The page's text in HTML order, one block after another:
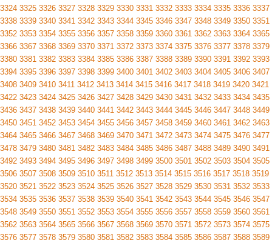
3324 3325 3326 3327 3328 3329 3330 3331 3332 3333 3334 3335 3336 3337
3338 3339 3340 3341 3342 3343 3344 3345 3346 3347 3348 3349 3350 3351
3352 3353 3354 3355 3356 3357 3358 3359 3360 3361 3362 3363 3364 3365
3366 3367 3368 3369 3370 3371 3372 3373 3374 3375 3376 3377 3378 3379
3380 3381 3382 3383 3384 3385 3386 3387 3388 3389 3390 3391 3392 3393
3394 3395 3396 3397 3398 3399 3400 3401 3402 3403 3404 3405 3406 3407
3408 3409 3410 3411 3412 3413 3414 3415 3416 3417 3418 3419 3420 3421
3422 3423 3424 3425 3426 3427 3428 3429 3430 3431 3432 3433 3434 3435
3436 3437 3438 3439 3440 3441 3442 3443 3444 3445 3446 3447 3448 3449
3450 3451 3452 3453 3454 3455 3456 3457 3458 3459 3460 3461 3462 3463
3464 3465 3466 3467 3468 3469 3470 3471 3472 3473 3474 3475 3476 3477
3478 3479 3480 3481 3482 3483 3484 3485 3486 3487 3488 3489 3490 3491
3492 3493 3494 3495 3496 3497 3498 3499 3500 3501 3502 3503 3504 3505
3506 3507 3508 3509 3510 3511 3512 3513 3514 3515 3516 3517 3518 3519
3520 3521 3522 3523 3524 3525 3526 3527 3528 3529 3530 3531 3532 3533
3534 3535 3536 3537 3538 3539 3540 3541 3542 3543 3544 3545 3546 3547
3548 3549 3550 3551 3552 3553 3554 3555 3556 3557 3558 3559 3560 3561
3562 3563 3564 3565 3566 3567 3568 3569 3570 3571 3572 3573 3574 3575
3576 3577 3578 3579 3580 3581 3582 3583 3584 3585 3586 3587 3588 3589